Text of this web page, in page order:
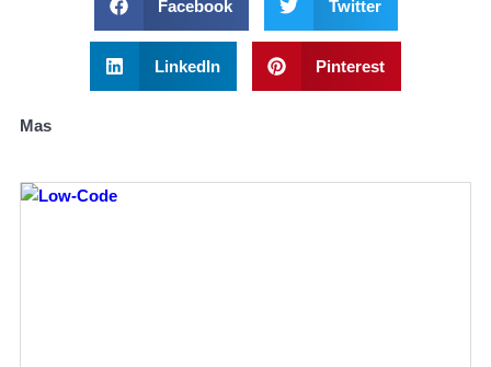
Facebook Twitter
LinkedIn Pinterest
Mas